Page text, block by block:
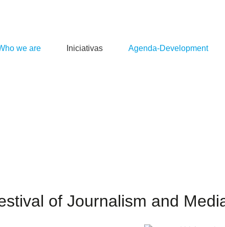
we are Iniciativas Agenda-Development
of Journalism and